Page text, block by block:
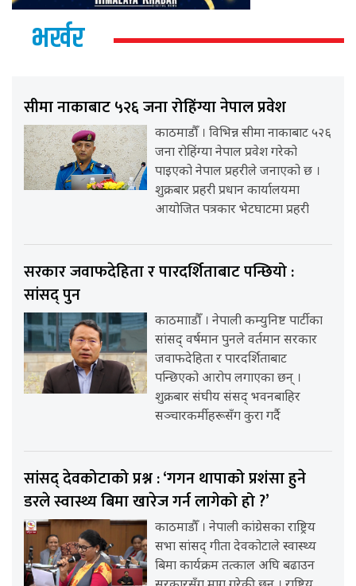
भर्खर
सीमा नाकाबाट ५२६ जना रोहिंग्या नेपाल प्रवेश
काठमाडौँ । विभिन्न सीमा नाकाबाट ५२६
जना रोहिंग्या नेपाल प्रवेश गरेको
पाइएको नेपाल प्रहरीले जनाएको छ ।
शुक्रबार प्रहरी प्रधान कार्यालयमा
आयोजित पत्रकार भेटघाटमा प्रहरी
सरकार जवाफदेहिता र पारदर्शिताबाट पन्छियो :
सांसद् पुन
काठमााडौँ । नेपाली कम्युनिष्ट पार्टीका
सांसद् वर्षमान पुनले वर्तमान सरकार
जवाफदेहिता र पारदर्शिताबाट
पन्छिएको आरोप लगाएका छन् ।
शुक्रबार संघीय संसद् भवनबाहिर
सञ्चारकर्मीहरूसँग कुरा गर्दै
सांसद् देवकोटाको प्रश्न : ‘गगन थापाको प्रशंसा हुने
डरले स्वास्थ्य बिमा खारेज गर्न लागेको हो ?’
काठमाडौँ । नेपाली कांग्रेसका राष्ट्रिय
सभा सांसद् गीता देवकोटाले स्वास्थ्य
बिमा कार्यक्रम तत्काल अघि बढाउन